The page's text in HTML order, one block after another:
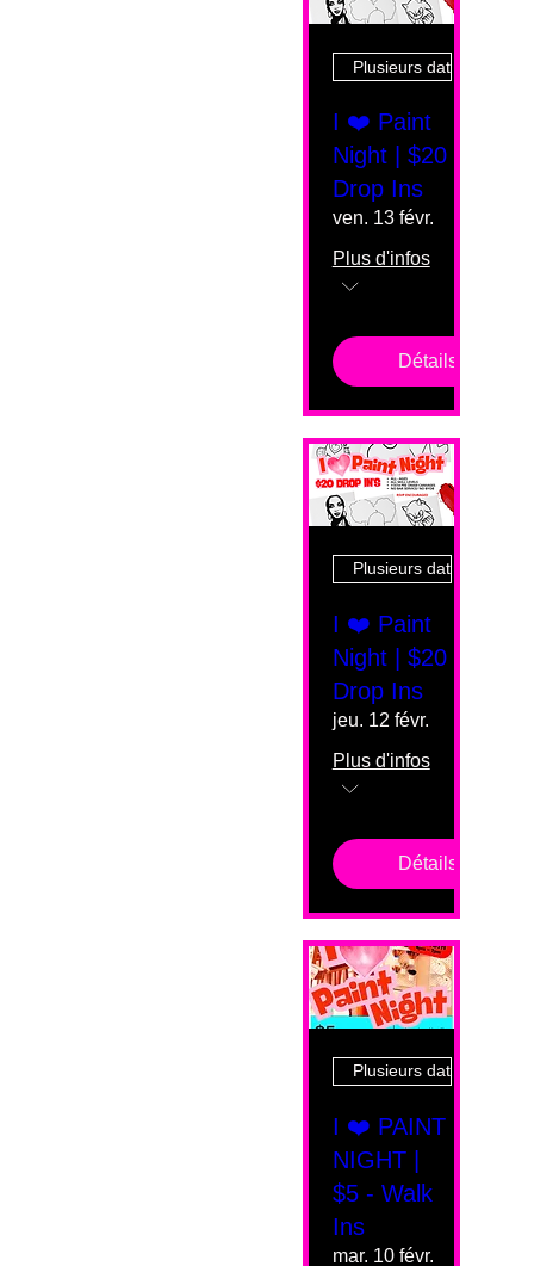
Plusieurs dates
I ❤️ Paint
Night | $20
Drop Ins
ven. 13 févr.
Plus d'infos
Détails
Plusieurs dates
I ❤️ Paint
Night | $20
Drop Ins
jeu. 12 févr.
Plus d'infos
Détails
Plusieurs dates
I ❤️ PAINT
NIGHT |
$5 - Walk
Ins
mar. 10 févr.